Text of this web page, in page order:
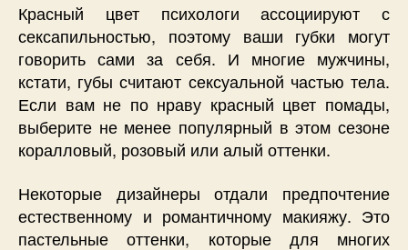
Красный цвет психологи ассоциируют с
сексапильностью, поэтому ваши губки могут
говорить сами за себя. И многие мужчины,
кстати, губы считают сексуальной частью тела.
Если вам не по нраву красный цвет помады,
выберите не менее популярный в этом сезоне
коралловый, розовый или алый оттенки.
Некоторые дизайнеры отдали предпочтение
естественному и романтичному макияжу. Это
пастельные оттенки, которые для многих